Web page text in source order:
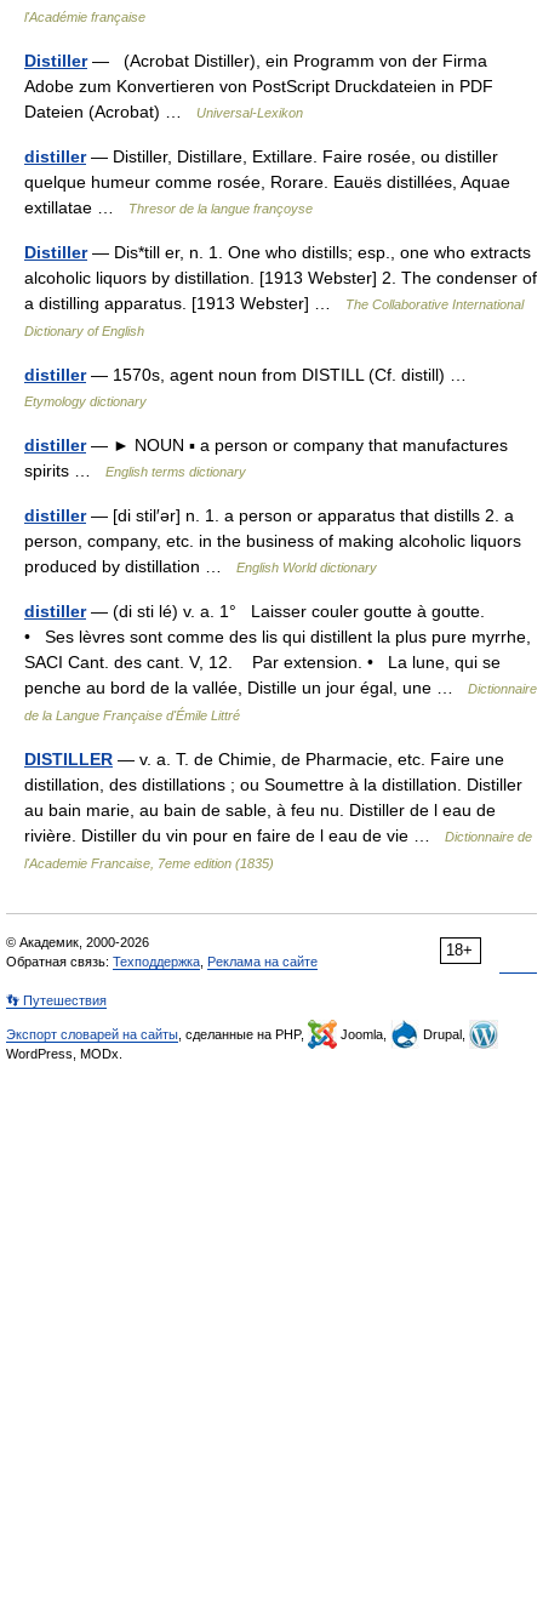
l'Académie française
Distiller— (Acrobat Distiller), ein Programm von der Firma
Adobe zum Konvertieren von PostScript Druckdateien in PDF
Dateien (Acrobat) …
Universal-Lexikon
distiller— Distiller, Distillare, Extillare. Faire rosée, ou distiller
quelque humeur comme rosée, Rorare. Eauës distillées, Aquae
extillatae …
Thresor de la langue françoyse
Distiller— Dis*till er, n. 1. One who distills; esp., one who extracts
alcoholic liquors by distillation. [1913 Webster] 2. The condenser of
a distilling apparatus. [1913 Webster] …
The Collaborative International
Dictionary of English
distiller— 1570s, agent noun from DISTILL (Cf. distill) …
Etymology dictionary
distiller— ► NOUN ▪ a person or company that manufactures
spirits …
English terms dictionary
distiller— [di stil′ər] n. 1. a person or apparatus that distills 2. a
person, company, etc. in the business of making alcoholic liquors
produced by distillation …
English World dictionary
distiller— (di sti lé) v. a. 1° Laisser couler goutte à goutte.
• Ses lèvres sont comme des lis qui distillent la plus pure myrrhe,
SACI Cant. des cant. V, 12. Par extension. • La lune, qui se
penche au bord de la vallée, Distille un jour égal, une …
Dictionnaire
de la Langue Française d'Émile Littré
DISTILLER — v. a. T. de Chimie, de Pharmacie, etc. Faire une
distillation, des distillations ; ou Soumettre à la distillation. Distiller
au bain marie, au bain de sable, à feu nu. Distiller de l eau de
rivière. Distiller du vin pour en faire de l eau de vie …
Dictionnaire de
l'Academie Francaise, 7eme edition (1835)
18+
© Академик, 2000-2026
Обратная связь: Техподдержка Реклама на сайте
👣 Путешествия
Экспорт словарей на сайты , сделанные на PHP, Joomla,
Drupal,
WordPress, MODx.